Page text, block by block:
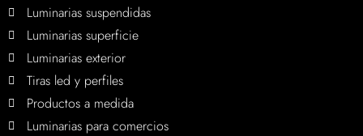
Luminarias suspendidas
Luminarias superficie
Luminarias exterior
Tiras led y perfiles
Productos a medida
Luminarias para comercios